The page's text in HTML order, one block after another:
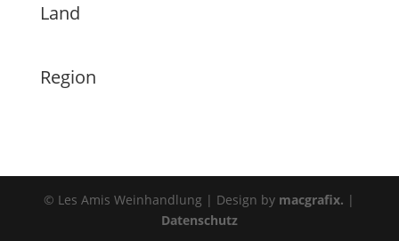
Land
Region
© Les Amis Weinhandlung | Design by macgrafix. |
Datenschutz